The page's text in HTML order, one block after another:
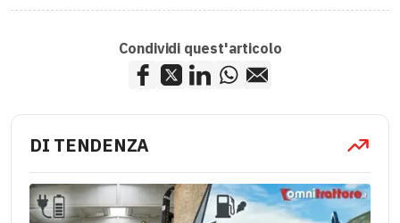
Condividi quest'articolo
DI TENDENZA